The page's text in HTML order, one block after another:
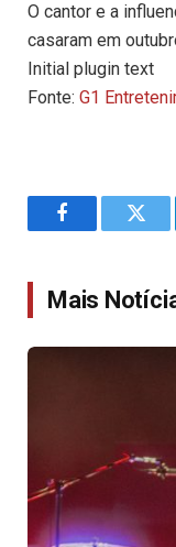
O cantor e a
casaram em
Initial plugin text
Fonte: G1
Facebook
Mais